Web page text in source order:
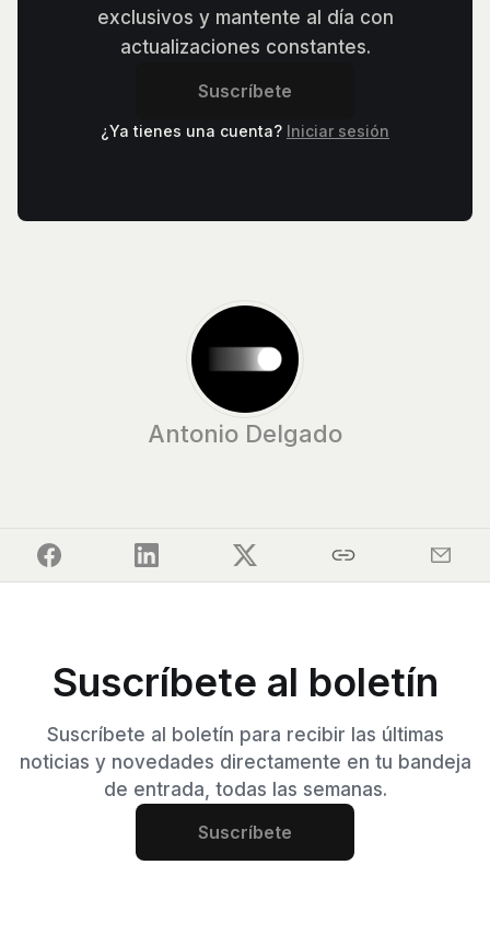
exclusivos y mantente al día con
actualizaciones constantes.
Suscríbete
¿Ya tienes una cuenta? Iniciar sesión
Antonio Delgado
Suscríbete al boletín
Suscríbete al boletín para recibir las últimas
noticias y novedades directamente en tu bandeja
de entrada, todas las semanas.
Suscríbete